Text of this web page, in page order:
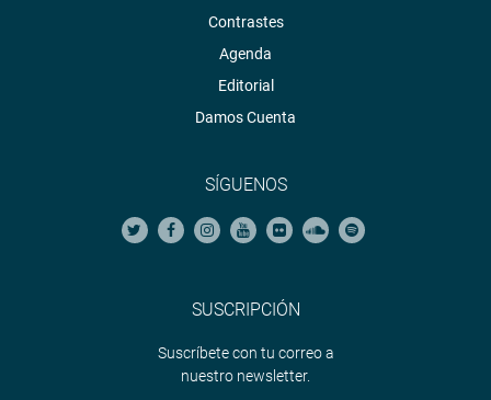
Contrastes
Agenda
Editorial
Damos Cuenta
SÍGUENOS
SUSCRIPCIÓN
Suscríbete con tu correo a
nuestro newsletter.